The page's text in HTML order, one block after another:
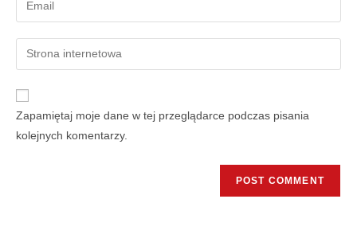
Zapamiętaj moje dane w tej przeglądarce podczas pisania
kolejnych komentarzy.